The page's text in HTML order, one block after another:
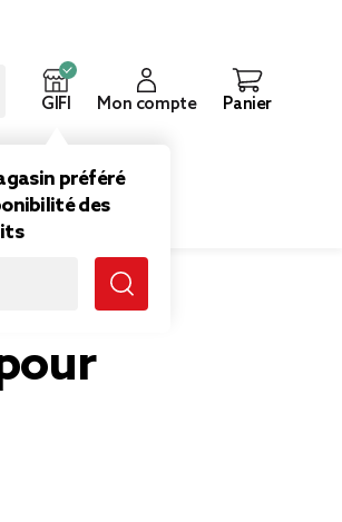
GIFI
préféré
des
Mon compte Panier